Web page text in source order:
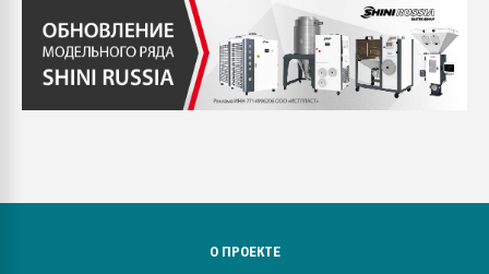
О ПРОЕКТЕ